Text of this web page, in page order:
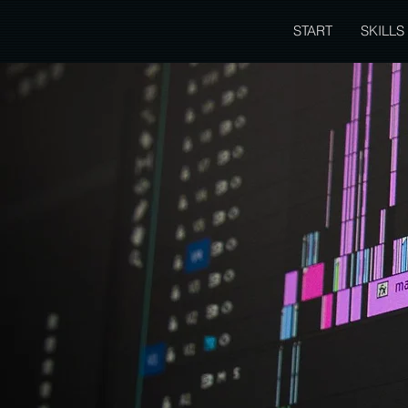
START SKILLS